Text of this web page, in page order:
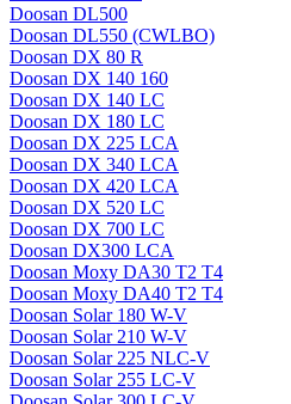
Doosan DL500
Doosan DL550 (CWLBO)
Doosan DX 80 R
Doosan DX 140 160
Doosan DX 140 LC
Doosan DX 180 LC
Doosan DX 225 LCA
Doosan DX 340 LCA
Doosan DX 420 LCA
Doosan DX 520 LC
Doosan DX 700 LC
Doosan DX300 LCA
Doosan Moxy DA30 T2 T4
Doosan Moxy DA40 T2 T4
Doosan Solar 180 W-V
Doosan Solar 210 W-V
Doosan Solar 225 NLC-V
Doosan Solar 255 LC-V